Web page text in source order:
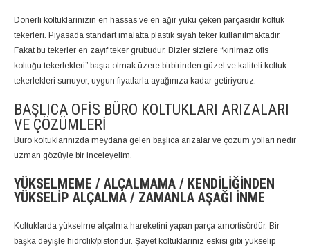
Dönerli koltuklarınızın en hassas ve en ağır yükü çeken parçasıdır koltuk
tekerleri. Piyasada standart imalatta plastik siyah teker kullanılmaktadır.
Fakat bu tekerler en zayıf teker grubudur. Bizler sizlere “kırılmaz ofis
koltuğu tekerlekleri” başta olmak üzere birbirinden güzel ve kaliteli koltuk
tekerlekleri sunuyor, uygun fiyatlarla ayağınıza kadar getiriyoruz.
BAŞLICA OFIS BÜRO KOLTUKLARI ARIZALARI
VE ÇÖZÜMLERI
Büro koltuklarınızda meydana gelen başlıca arızalar ve çözüm yolları nedir
uzman gözüyle bir inceleyelim.
YÜKSELMEME / ALÇALMAMA / KENDILIĞINDEN
YÜKSELIP ALÇALMA / ZAMANLA AŞAĞI İNME
Koltuklarda yükselme alçalma hareketini yapan parça amortisördür. Bir
başka deyişle hidrolik/pistondur. Şayet koltuklarınız eskisi gibi yükselip